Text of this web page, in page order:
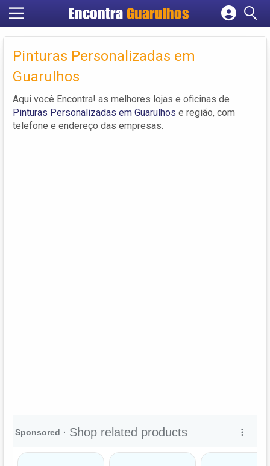
Encontra Guarulhos
Cadastrar empresa
Criar conta
Pinturas Personalizadas em
Guarulhos
Aqui você Encontra! as melhores lojas e oficinas de
Pinturas Personalizadas em Guarulhos e região, com
telefone e endereço das empresas.